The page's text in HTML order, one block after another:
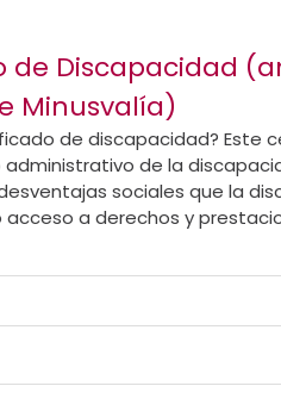
de Discapacidad
Minusvalía)
de discapacidad? Este
de la
sociales que la
a derechos y